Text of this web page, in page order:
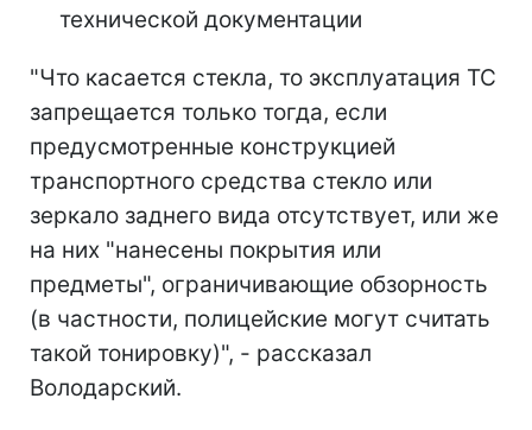
технической документации
"Что касается стекла, то эксплуатация ТС
запрещается только тогда, если
предусмотренные конструкцией
транспортного средства стекло или
зеркало заднего вида отсутствует, или же
на них "нанесены покрытия или
предметы", ограничивающие обзорность
(в частности, полицейские могут считать
такой тонировку)", - рассказал
Володарский.